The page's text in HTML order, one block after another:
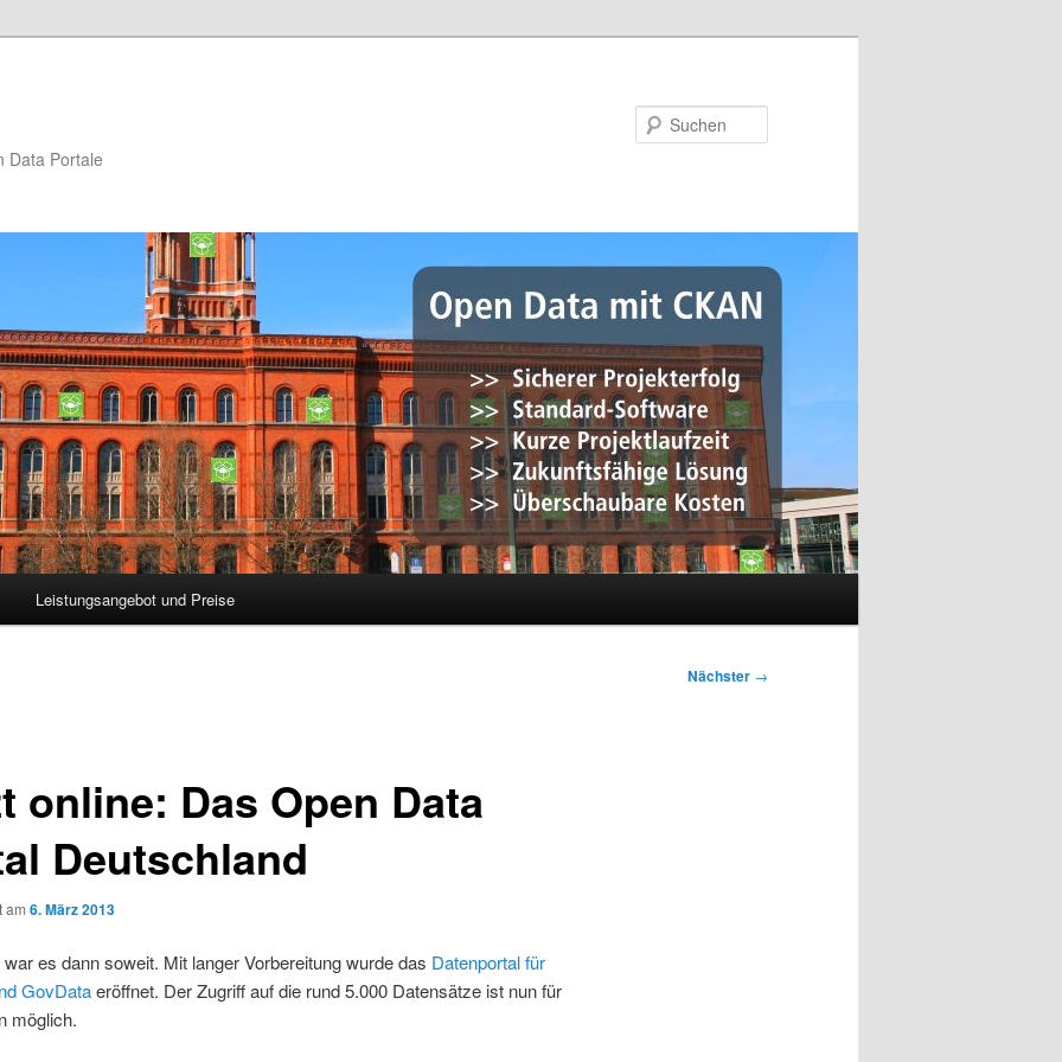
Data Portale
Leistungsangebot und Preise
Nächster →
online: Das Open Data
Deutschland
am 6. März 2013
es dann soweit. Mit langer Vorbereitung wurde das Datenportal für
GovDataeröffnet. Der Zugriff auf die rund 5.000 Datensätze ist nun für
möglich.